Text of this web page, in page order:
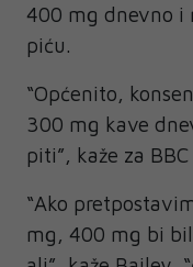
400 mg dnevno i
piću.
“Općenito,
300 mg kave
piti”, kaže za
“Ako
mg, 400 mg bi